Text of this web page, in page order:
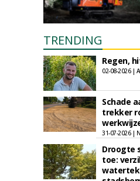
TRENDING
Regen,
02-08-2026 |
Schade
trekker
31-07-2026 |
Droogte
toe: